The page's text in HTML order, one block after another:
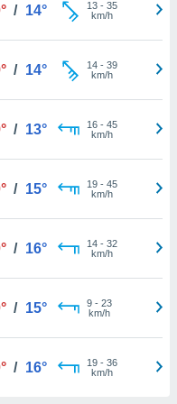
/ 14° 13- 35
km/h
/ 14° 14- 39
km/h
/ 13° 16- 45
km/h
/ 15° 19- 45
km/h
/ 16° 14- 32
km/h
/ 15° 9- 23
km/h
/ 16° 19- 36
km/h